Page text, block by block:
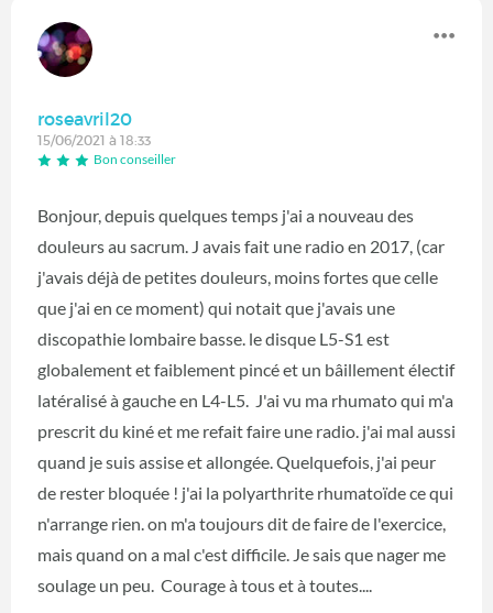
roseavril20
15/06/2021 à 18:33
Bon conseiller
Bonjour, depuis quelques temps j'ai a nouveau des
douleurs au sacrum. J avais fait une radio en 2017, (car
j'avais déjà de petites douleurs, moins fortes que celle
que j'ai en ce moment) qui notait que j'avais une
discopathie lombaire basse. le disque L5-S1 est
globalement et faiblement pincé et un bâillement électif
latéralisé à gauche en L4-L5. J'ai vu ma rhumato qui m'a
prescrit du kiné et me refait faire une radio. j'ai mal aussi
quand je suis assise et allongée. Quelquefois, j'ai peur
de rester bloquée ! j'ai la polyarthrite rhumatoïde ce qui
n'arrange rien. on m'a toujours dit de faire de l'exercice,
mais quand on a mal c'est difficile. Je sais que nager me
soulage un peu. Courage à tous et à toutes....